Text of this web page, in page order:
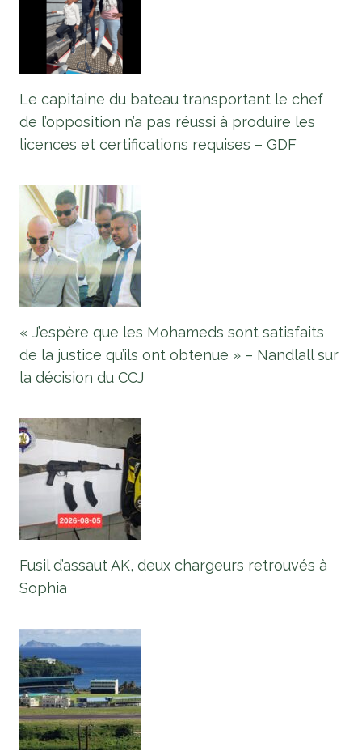
Le capitaine du bateau transportant le chef
de l’opposition n’a pas réussi à produire les
licences et certifications requises – GDF
« J’espère que les Mohameds sont satisfaits
de la justice qu’ils ont obtenue » – Nandlall sur
la décision du CCJ
Fusil d’assaut AK, deux chargeurs retrouvés à
Sophia